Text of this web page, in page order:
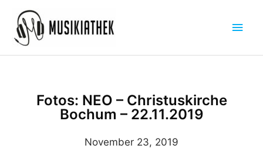
Inhalt
springen
Fotos: NEO – Christuskirche
Bochum – 22.11.2019
November 23, 2019